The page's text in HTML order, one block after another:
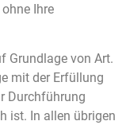
Ihre
Grundlage von Art.
mit der Erfüllung
Durchführung
ist. In allen übrigen